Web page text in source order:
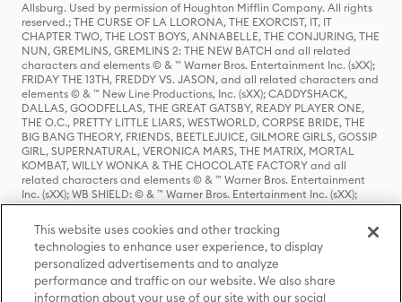
Allsburg. Used by permission of Houghton Mifflin Company. All rights
reserved.; THE CURSE OF LA LLORONA, THE EXORCIST, IT, IT
CHAPTER TWO, THE LOST BOYS, ANNABELLE, THE CONJURING, THE
NUN, GREMLINS, GREMLINS 2: THE NEW BATCH and all related
characters and elements © & ™ Warner Bros. Entertainment Inc. (sXX);
FRIDAY THE 13TH, FREDDY VS. JASON, and all related characters and
elements © & ™ New Line Productions, Inc. (sXX); CADDYSHACK,
DALLAS, GOODFELLAS, THE GREAT GATSBY, READY PLAYER ONE,
THE O.C., PRETTY LITTLE LIARS, WESTWORLD, CORPSE BRIDE, THE
BIG BANG THEORY, FRIENDS, BEETLEJUICE, GILMORE GIRLS, GOSSIP
GIRL, SUPERNATURAL, VERONICA MARS, THE MATRIX, MORTAL
KOMBAT, WILLY WONKA & THE CHOCOLATE FACTORY and all
related characters and elements © & ™ Warner Bros. Entertainment
Inc. (sXX); WB SHIELD: © & ™ Warner Bros. Entertainment Inc. (sXX);
HOUSE OF THE DRAGON, GAME OF THRONES, and all related
characters and elements © & ™ Home Box Office, Inc. (sXX); CHILLING
ADVENTURES OF SABRINA, RIVERDALE © & ™ Warner Bros.
Entertainment Inc. Archie Comics and all related characters and
elements © & ™ Archie Comic Publications, Inc. Used with permission.
(sXX); SEINFELD and all related characters and elements © & ™ Castle
Rock Entertainment. (sXX); TED LASSO © & ™ Warner Bros.
This website uses cookies and other tracking
technologies to enhance user experience, to display
personalized advertisements and to analyze
performance and traffic on our website. We also share
information about your use of our site with our social